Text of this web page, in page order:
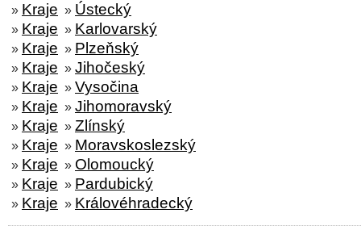
» Kraje » Ústecký
» Kraje » Karlovarský
» Kraje » Plzeňský
» Kraje » Jihočeský
» Kraje » Vysočina
» Kraje » Jihomoravský
» Kraje » Zlínský
» Kraje » Moravskoslezský
» Kraje » Olomoucký
» Kraje » Pardubický
» Kraje » Královéhradecký